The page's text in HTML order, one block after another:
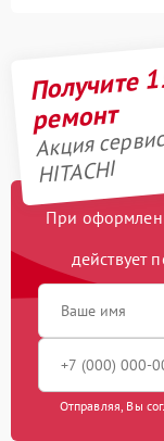
Получите
ремонт
Акция
HITACHI
При
действует
Отправляя, Вы